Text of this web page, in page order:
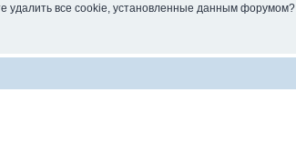
удалить все cookie, установленные данным форумом?